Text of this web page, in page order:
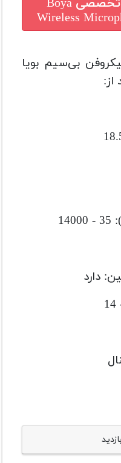
Wireless
بی‌سیم بویا
دارد